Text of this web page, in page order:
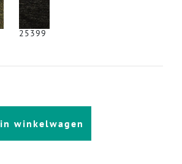
25399
in winkelwagen